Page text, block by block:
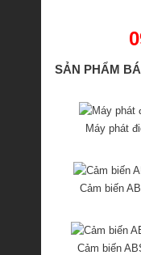
SẢN PHẨM
Máy phát
Cảm biến
Cảm biến